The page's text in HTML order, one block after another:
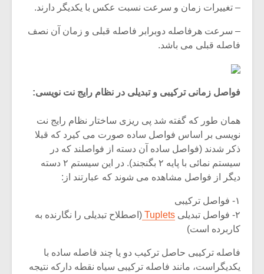
– تغییرات زمان و سرعت نسبت عکس با یکدیگر دارند.
– سرعت هرفاصله دوبرابر فاصله قبلی و زمان آن نصف
فاصله قبلی می باشد.
فواصل زمانی ترکیبی و تبدیلی در نظام رایج نت نویسی:
همان طور که گفته شد پی ریزی ساختار نظام رایج نت
نویسی بر اساس فواصل ساده صورت می کیرد که قبلا
ذکر شدند (فواصل ساده آن دسته از فواصلند که در
سیستم نمائی با پایه ۲ بگنجند). در این سیستم ۲ دسته
دیگر از فواصل مشاهده می شوند که عبارتند از:
Tuplets (اصطلاح تبدیلی را نگارنده به
کاربرده است)
فاصله ترکیبی حاصل ترکیب دو یا چند فاصله ساده با
یکدیگراست، مانند فاصله ترکیبی سیاه نقطه دارکه نتیجه